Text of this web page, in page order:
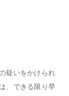
疑いをかけられ
、できる限り早